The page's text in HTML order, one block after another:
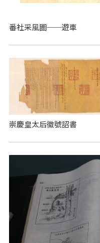
番社采風圖──遊車
崇慶皇太后徽號詔書